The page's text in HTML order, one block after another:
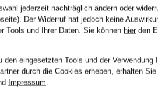
jederzeit nachträglich ändern oder
Der Widerruf hat jedoch keine
Tools und Ihrer Daten. Sie können hier den
den eingesetzten Tools und der Verwendung
durch die Cookies erheben, erhalten
Impressum.